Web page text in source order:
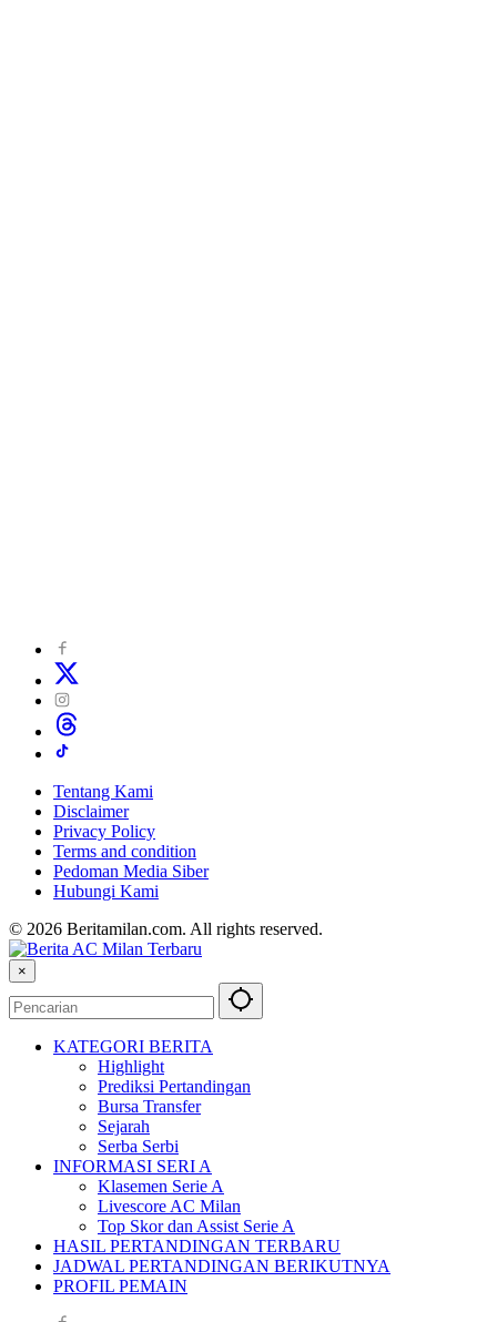
Tentang Kami
Disclaimer
Privacy Policy
Terms and condition
Pedoman Media Siber
Hubungi Kami
© 2026 Beritamilan.com. All rights reserved.
×
KATEGORI BERITA
Highlight
Prediksi Pertandingan
Bursa Transfer
Sejarah
Serba Serbi
INFORMASI SERI A
Klasemen Serie A
Livescore AC Milan
Top Skor dan Assist Serie A
HASIL PERTANDINGAN TERBARU
JADWAL PERTANDINGAN BERIKUTNYA
PROFIL PEMAIN